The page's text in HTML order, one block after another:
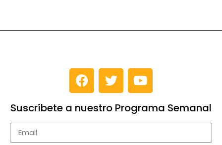
Suscríbete a nuestro Programa Semanal